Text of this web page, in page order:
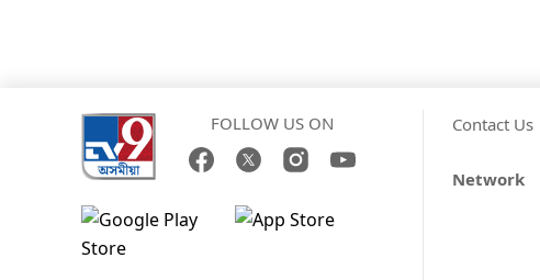
FOLLOW US ON Contact Us
Network